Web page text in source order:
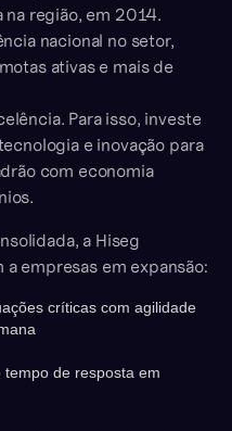
região, em 2014.
nacional no setor,
ativas e mais de
Para isso, investe
e inovação para
com economia
a Hiseg
empresas em expansão:
críticas com agilidade
de resposta em